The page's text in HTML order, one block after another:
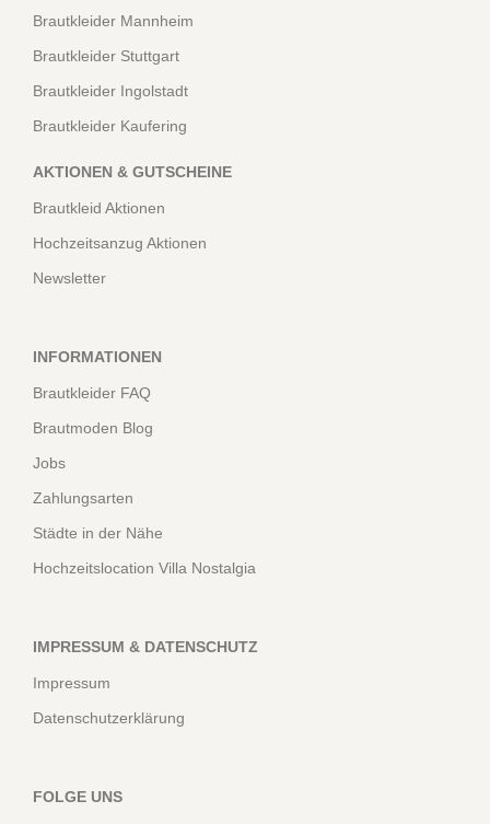
Brautkleider Mannheim
Brautkleider Stuttgart
Brautkleider Ingolstadt
Brautkleider Kaufering
AKTIONEN & GUTSCHEINE
Brautkleid Aktionen
Hochzeitsanzug Aktionen
Newsletter
INFORMATIONEN
Brautkleider FAQ
Brautmoden Blog
Jobs
Zahlungsarten
Städte in der Nähe
Hochzeitslocation Villa Nostalgia
IMPRESSUM & DATENSCHUTZ
Impressum
Datenschutzerklärung
FOLGE UNS